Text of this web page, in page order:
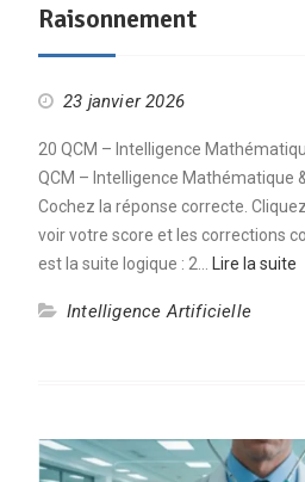
Raisonnement
23 janvier 2026
20 QCM – Intelligence
QCM – Intelligence Mathématique
Cochez la réponse correcte.
voir votre score et les corrections
est la suite logique : 2…
Lire la suite
Intelligence Artificielle